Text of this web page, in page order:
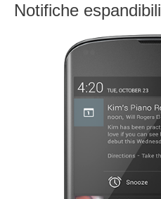
Notifiche espandibili